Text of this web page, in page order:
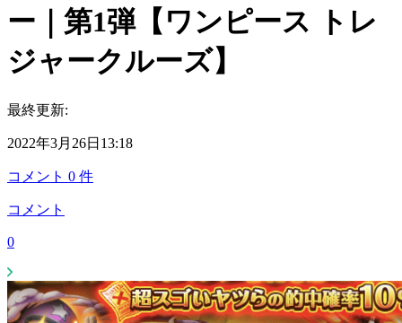
ー｜第1弾【ワンピース トレ
ジャークルーズ】
最終更新:
2022年3月26日13:18
コメント 0 件
コメント
0